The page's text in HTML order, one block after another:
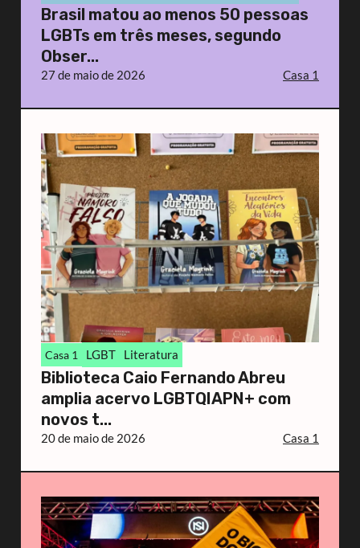
Brasil matou ao menos 50 pessoas
LGBTs em três meses, segundo
Obser...
27 de maio de 2026 Casa 1
Casa 1 LGBT Literatura
Biblioteca Caio Fernando Abreu
amplia acervo LGBTQIAPN+ com
novos t...
20 de maio de 2026 Casa 1